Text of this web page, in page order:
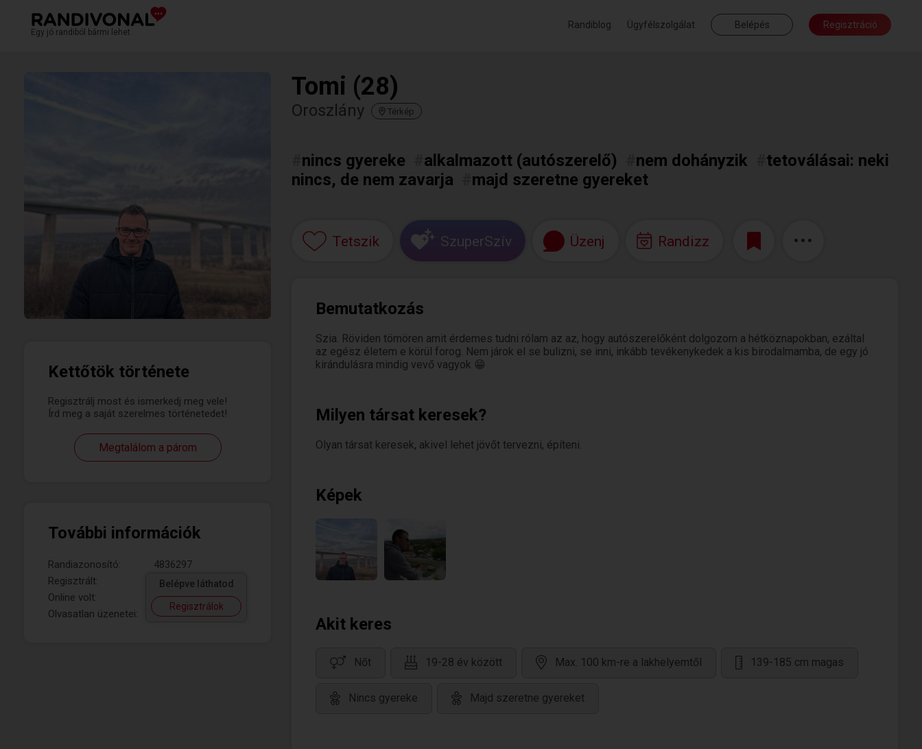
Egy jó randiból bármi lehet.
Randiblog Ügyfélszolgálat Belépés Regisztráció
Kettőtök története
Regisztrálj most és ismerkedj meg vele!
Írd meg a saját szerelmes történetedet!
Megtalálom a párom
További információk
Randiazonosító:
4836297
Regisztrált:
Online volt:
Olvasatlan üzenetei:
Belépve láthatod
Regisztrálok
Tomi (28)
Oroszlány Térkép
nincs gyereke alkalmazott (autószerelő) nem dohányzik
tetoválásai: neki
nincs, de nem zavarja
majd szeretne gyereket
Tetszik SzuperSzív Üzenj Randizz
Bemutatkozás
Szia. Röviden tömören amit érdemes tudni rólam az az, hogy autószerelőként dolgozom a hétköznapokban, ezáltal
az egész életem e körül forog. Nem járok el se bulizni, se inni, inkább tevékenykedek a kis birodalmamba, de egy jó
kirándulásra mindig vevő vagyok 😁
Milyen társat keresek?
Olyan társat keresek, akivel lehet jövőt tervezni, építeni.
Képek
Akit keres
Nőt 19-28 év között Max. 100 km-re a lakhelyemtől 139-185 cm magas
Nincs gyereke Majd szeretne gyereket